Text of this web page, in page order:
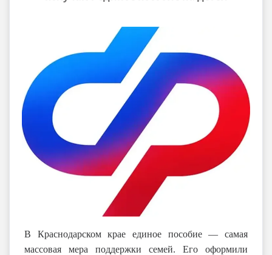
В Краснодарском крае единое пособие — самая
массовая мера поддержки семей. Его оформили